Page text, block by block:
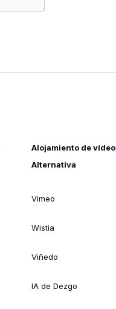
Alojamiento de vídeo
Alternativa
Vimeo
Wistia
Viñedo
IA de Dezgo